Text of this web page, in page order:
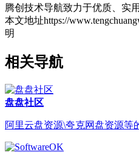
腾创技术导航致力于优质、实
本文地址https://
明
相关导航
盘盘社区
阿里云盘资源\夸克网盘资源等